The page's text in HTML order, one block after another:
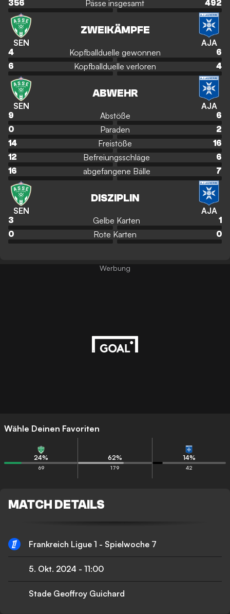
356 Pässe insgesamt 492
SEN
ZWEIKÄMPFE
AJA
4 Kopfballduelle gewonnen
6
6
Kopfballduelle verloren 4
SEN
ABWEHR
AJA
9 Abstöße
6
0
Paraden
2
14
Freistöße
16
12
Befreiungsschläge
6
16
abgefangene Bälle 7
SEN
DISZIPLIN
AJA
3 Gelbe Karten
1
0
Rote Karten 0
Wähle Deinen Favoriten
24%
69
62%
179
14%
42
MATCH DETAILS
Frankreich Ligue 1 - Spielwoche 7
5. Okt. 2024 - 11:00
Stade Geoffroy Guichard
Werbung